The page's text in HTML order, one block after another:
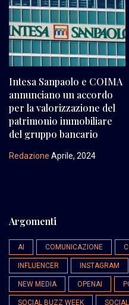
Intesa Sanpaolo e COIMA
annunciano un accordo
per la valorizzazione del
patrimonio immobiliare
del gruppo bancario
Redazione Aprile, 2024
Argomenti
AI COMUNICAZIONE
INFLUENCER INSTAGRAM
NEW MEDIA OPENAI
SOCIAL BUZZ WEEK